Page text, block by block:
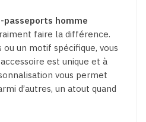
homme
faire la différence.
un motif spécifique, vous
est unique et à
vous permet
d’autres, un atout quand